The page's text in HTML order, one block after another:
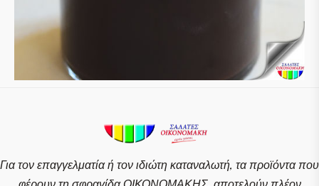
Για τον επαγγελματία ή τον ιδιώτη καταναλωτή, τα προϊόντα που